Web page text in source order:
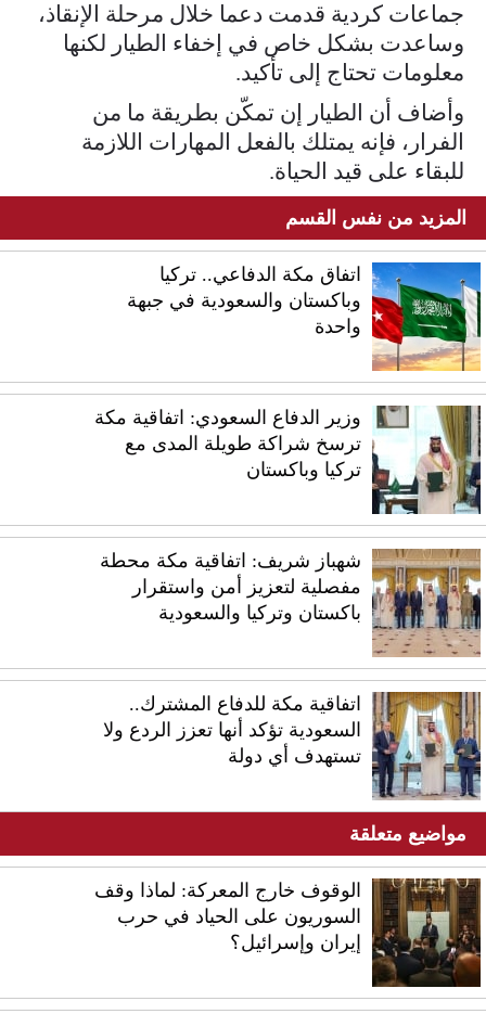
جماعات كردية قدمت دعما خلال مرحلة الإنقاذ،
وساعدت بشكل خاص في إخفاء الطيار لكنها
معلومات تحتاج إلى تأكيد.
وأضاف أن الطيار إن تمكّن بطريقة ما من
الفرار، فإنه يمتلك بالفعل المهارات اللازمة
للبقاء على قيد الحياة.
المزيد من نفس القسم
اتفاق مكة الدفاعي.. تركيا
وباكستان والسعودية في جبهة
واحدة
وزير الدفاع السعودي: اتفاقية مكة
ترسخ شراكة طويلة المدى مع
تركيا وباكستان
شهباز شريف: اتفاقية مكة محطة
مفصلية لتعزيز أمن واستقرار
باكستان وتركيا والسعودية
اتفاقية مكة للدفاع المشترك..
السعودية تؤكد أنها تعزز الردع ولا
تستهدف أي دولة
مواضيع متعلقة
الوقوف خارج المعركة: لماذا وقف
السوريون على الحياد في حرب
إيران وإسرائيل؟